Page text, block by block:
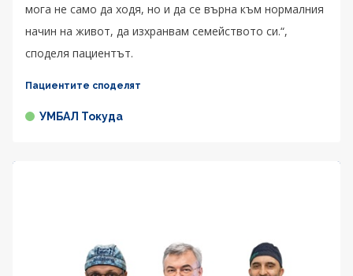
мога не само да ходя, но и да се върна към нормалния
начин на живот, да изхранвам семейството си.“,
споделя пациентът.
Пациентите споделят
УМБАЛ Токуда